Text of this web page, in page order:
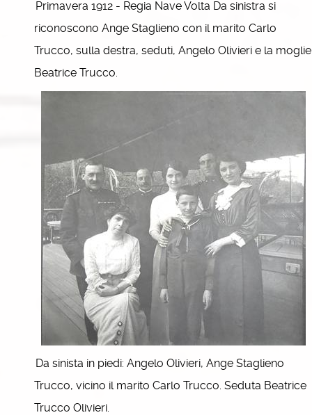
Primavera 1912 - Regia Nave Volta Da sinistra si
riconoscono Ange Staglieno con il marito Carlo
Trucco, sulla destra, seduti, Angelo Olivieri e la moglie
Beatrice Trucco.
Da sinista in piedi: Angelo Olivieri, Ange Staglieno
Trucco, vicino il marito Carlo Trucco. Seduta Beatrice
Trucco Olivieri.